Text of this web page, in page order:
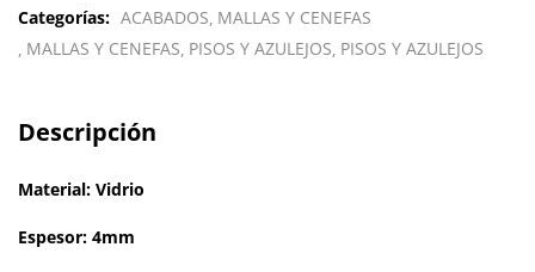
Categorías: ACABADOS MALLAS Y CENEFAS
MALLAS Y CENEFAS PISOS Y AZULEJOS PISOS Y AZULEJOS
Descripción
Material: Vidrio
Espesor: 4mm